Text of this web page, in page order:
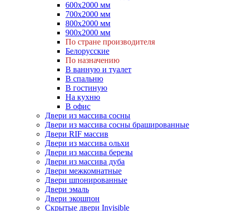
600х2000 мм
700х2000 мм
800х2000 мм
900х2000 мм
По стране производителя
Белорусские
По назначению
В ванную и туалет
В спальню
В гостиную
На кухню
В офис
Двери из массива сосны
Двери из массива сосны брашированные
Двери RIF массив
Двери из массива ольхи
Двери из массива березы
Двери из массива дуба
Двери межкомнатные
Двери шпонированные
Двери эмаль
Двери экошпон
Скрытые двери Invisible